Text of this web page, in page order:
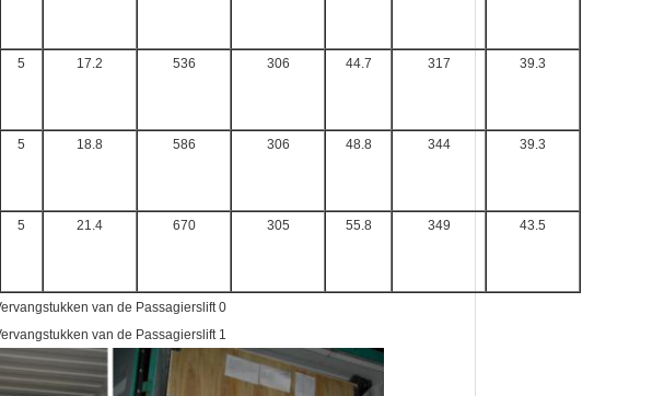
5 17.2 536 306 44.7 317 39.3
5 18.8 586 306 48.8 344 39.3
5 21.4 670 305 55.8 349 43.5